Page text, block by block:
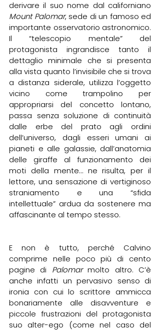
Mount Palomar, sede di un famoso ed
importante osservatorio astronomico.
Il “telescopio mentale” del
protagonista ingrandisce tanto il
dettaglio minimale che si presenta
alla vista quanto l’invisibile che si trova
a distanza siderale, utilizza l’oggetto
vicino come trampolino per
appropriarsi del concetto lontano,
passa senza soluzione di continuità
dalle erbe del prato agli ordini
dell’universo, dagli esseri umani ai
pianeti e alle galassie, dall’anatomia
delle giraffe al funzionamento dei
moti della mente… ne risulta, per il
lettore, una sensazione di vertiginoso
straniamento e una “sfida
intellettuale” ardua da sostenere ma
affascinante al tempo stesso.
E non è tutto, perché Calvino
comprime nelle poco più di cento
pagine di Palomar molto altro. C’è
anche infatti un pervasivo senso di
ironia con cui lo scrittore ammicca
bonariamente alle disavventure e
piccole frustrazioni del protagonista
suo alter-ego (come nel caso del